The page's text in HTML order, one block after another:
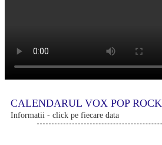
CALENDARUL VOX POP ROCK
Informatii - click pe fiecare data